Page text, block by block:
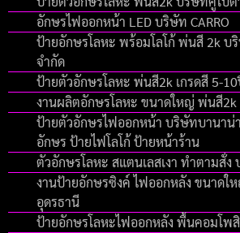
อักษรไฟออกหน้า LED บริษัท CARRO
ป้ายอักษรโลหะ พร้อมโลโก้ พ่นสี 2k บ
จำกัด
ป้ายตัวอักษรโลหะ พ่นสี2k เกรดสี 5-
งานผลิตอักษรโลหะ ขนาดใหญ่ พ่นสี2k
ป้ายตัวอักษรไฟออกหน้า บริษัทบานาน่
อักษร ป้ายไฟโลโก้ ป้ายหน้าร้าน
ตัวอักษรโลหะ สแตนเลสเงา ทำตามสั่
งานป้ายอักษรซิงค์ ไฟออกหลัง ขนาด
อุดรธานี
ป้ายอักษรโลหะไฟออกหลัง พื้นคอมโพ